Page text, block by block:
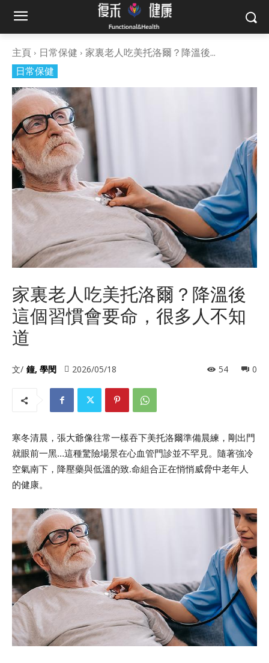
主頁 日常保健
家裏老人吃美托洛爾？降溫後...
日常保健
家裏老人吃美托洛爾？降溫後
這個習慣會要命，很多人不知
道
文/ 鐘, 學閔 2026/05/18 0
54
寒冬清晨，張大爺像往常一樣吞下美托洛爾準備晨練，剛出門
就眼前一黑…這種驚險場景在心血管門診並不罕見。隨著強冷
空氣南下，降壓藥與低溫的致.命組合正在悄悄威脅中老年人
的健康。